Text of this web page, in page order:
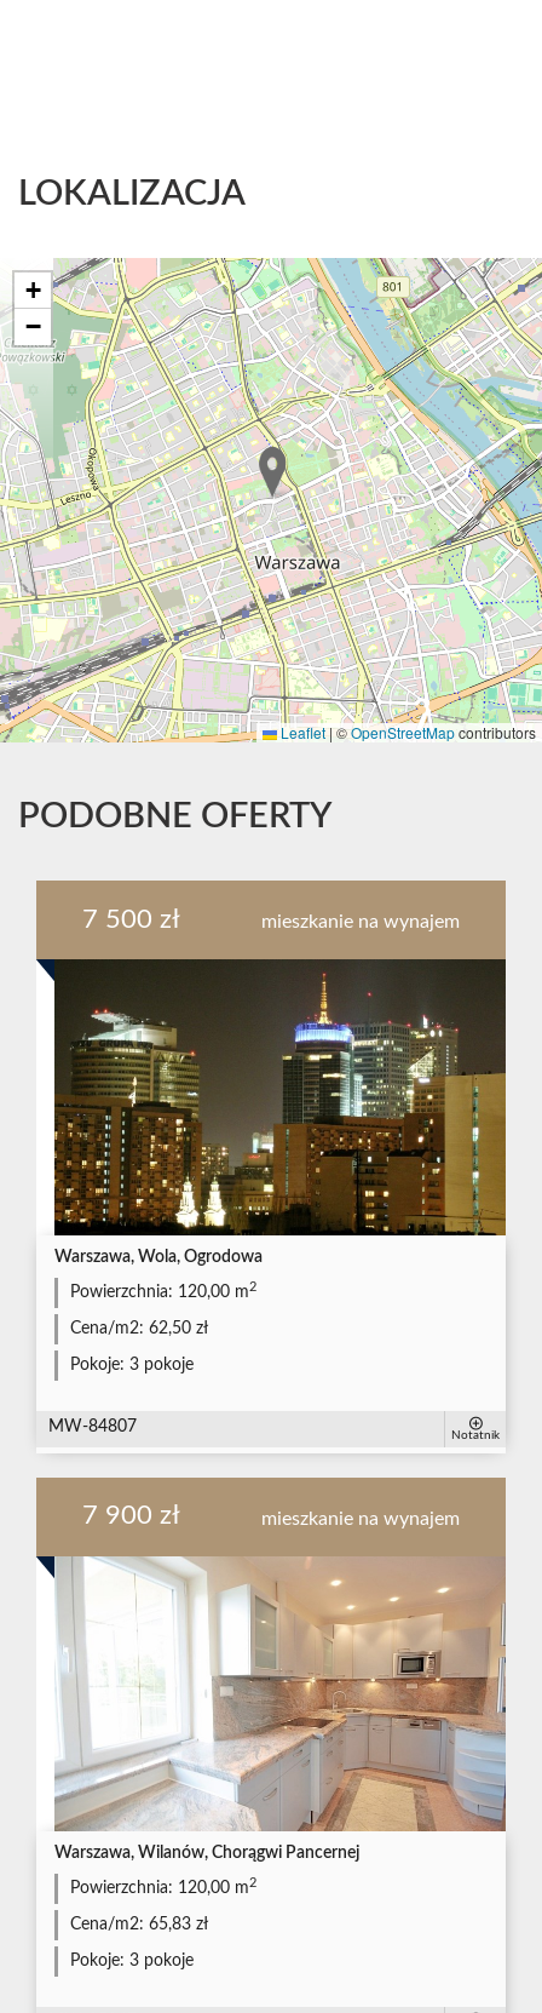
LOKALIZACJA
+
−
Leaflet|©OpenStreetMapcontributors
PODOBNE OFERTY
7 500 zł mieszkanie na wynajem
Warszawa, Wola, Ogrodowa
Powierzchnia: 120,00 m 2
Cena/m2: 62,50 zł
Pokoje: 3 pokoje
MW-84807
Notatnik
7 900 zł mieszkanie na wynajem
Warszawa, Wilanów, Chorągwi Pancernej
Powierzchnia: 120,00 m2
Cena/m2: 65,83 zł
Pokoje: 3 pokoje